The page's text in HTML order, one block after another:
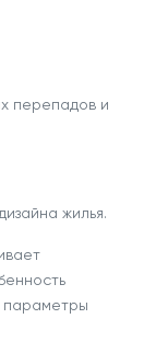
перепадов и
жилья.
параметры